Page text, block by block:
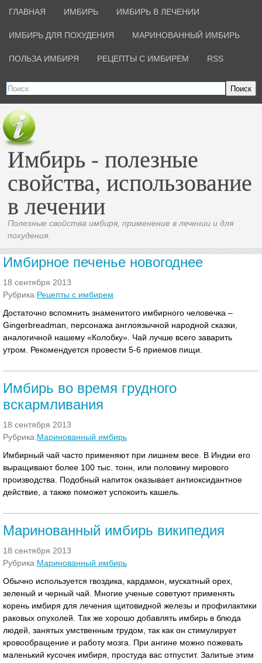
ГЛАВНАЯ ИМБИРЬ ИМБИРЬ В ЛЕЧЕНИИ
ИМБИРЬ ДЛЯ ПОХУДЕНИЯ МАРИНОВАННЫЙ ИМБИРЬ
ПОЛЬЗА ИМБИРЯ РЕЦЕПТЫ С ИМБИРЕМ RSS
Поиск
Имбирь - полезные
свойства, использование
в лечении
Полезные свойства имбиря, применение в лечении и для
похудения.
Имбирное печенье новогоднее
18 сентября 2013
Рубрика:Рецепты с имбирем
Достаточно вспомнить знаменитого имбирного человечка –
Gingerbreadman, персонажа англоязычной народной сказки,
аналогичной нашему «Колобку». Чай лучше всего заварить
утром. Рекомендуется провести 5-6 приемов пищи.
Имбирь во время грудного
вскармливания
18 сентября 2013
Рубрика:Маринованный имбирь
Имбирный чай часто применяют при лишнем весе. В Индии его
выращивают более 100 тыс. тонн, или половину мирового
производства. Подобный напиток оказывает антиоксидантное
действие, а также поможет успокоить кашель.
Маринованный имбирь википедия
18 сентября 2013
Рубрика:Маринованный имбирь
Обычно используется гвоздика, кардамон, мускатный орех,
зеленый и черный чай. Многие ученые советуют применять
корень имбиря для лечения щитовидной железы и профилактики
раковых опухолей. Так же хорошо добавлять имбирь в блюда
людей, занятых умственным трудом, так как он стимулирует
кровообращение и работу мозга. При ангине можно пожевать
маленький кусочек имбиря, простуда вас отпустит. Залитые этим